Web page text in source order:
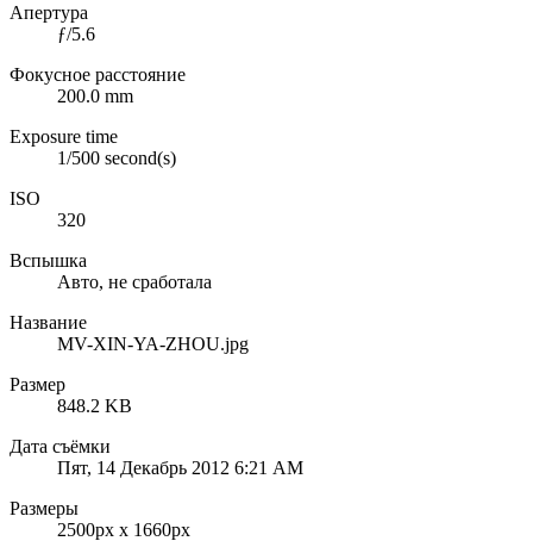
Апертура
ƒ/5.6
Фокусное расстояние
200.0 mm
Exposure time
1/500 second(s)
ISO
320
Вспышка
Авто, не сработала
Название
MV-XIN-YA-ZHOU.jpg
Размер
848.2 KB
Дата съёмки
Пят, 14 Декабрь 2012 6:21 AM
Размеры
2500px x 1660px